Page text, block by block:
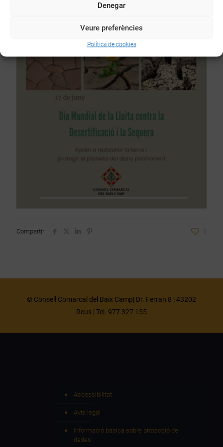
Denegar
Veure preferències
Política de cookies
Compartir 3
© Consell Comarcal del Baix Camp| Dr. Ferran 8 | 43202
Reus | Tel. 977 327 155
Accessibilitat
Avís legal
Informació bàsica sobre protecció de
dades